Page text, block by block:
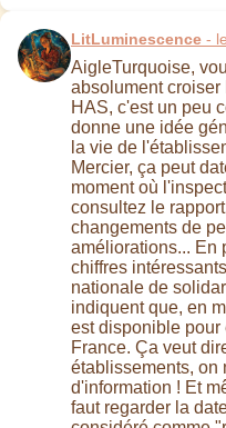
LitLuminescence -
AigleTurquoise,
absolument croiser
HAS, c'est un peu
donne une idée
la vie de
Mercier, ça peut
moment où
consultez le
changements de
améliorations... En
chiffres
nationale de
indiquent que, en
est disponible pour
France. Ça veut
établissements, on
d'information ! Et
faut regarder la